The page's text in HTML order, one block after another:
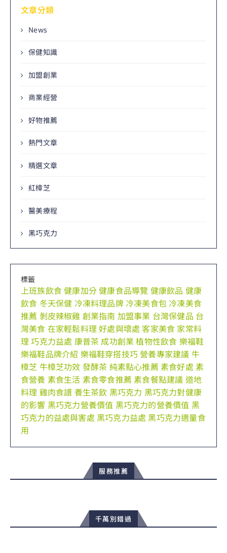
文章分類
News
保健知識
加盟創業
商業經營
好物推薦
熱門文章
精選文章
紅樟芝
醫美療程
黑巧克力
標籤
上班族飲食健康加分健康食品導覽 健康飲品 健康
飲食 冬天保健 冷凍料理品牌 冷凍美食包 冷凍美食
推薦 剝皮辣椒雞 創業指南 加盟事業 台灣保健品 台
灣美食 在家輕鬆料理好處與壞處 客家美食 家常料
理巧克力益處 康普茶 成功創業 植物性飲食 樂福鞋
樂福鞋品牌介紹 樂福鞋穿搭技巧 營養專家建議 牛
樟芝 牛樟芝功效 發酵茶 純素點心推薦 素食好處 素
食營養 素食生活 素食零食推薦 素食餐點建議 道地
料理 雞肉食譜 養生茶飲 黑巧克力 黑巧克力對健康
的影響 黑巧克力營養價值 黑巧克力的營養價值 黑
巧克力的益處與害處 黑巧克力益處 黑巧克力適量食
用
服務推薦
千萬別錯過